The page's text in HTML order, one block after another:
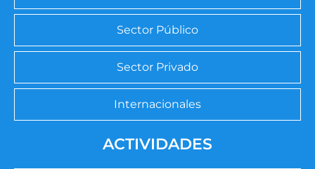
Sector Público
Sector Privado
Internacionales
ACTIVIDADES